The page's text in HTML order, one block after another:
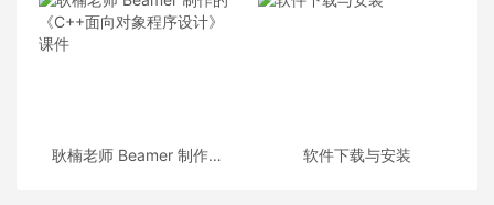
耿楠老师 Beamer 制作的
软件下载与安装